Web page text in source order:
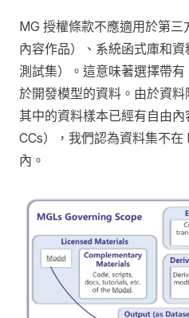
MG 授權條款不應適用於第
內容作品）、系統函式庫和
測試集）。這意味著選擇帶
於開發模型的資料。由於資
其中的資料樣本已經有自由
CCs），我們認為資料集不
內。